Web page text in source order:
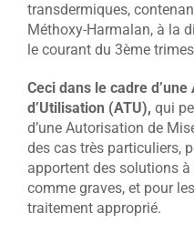
transdermiques,
Méthoxy-Harmalan, à la
le courant du 3ème
Ceci dans le cadre
d’Utilisation (ATU), qui
d’une Autorisation de
des cas très particuliers,
apportent des solutions
comme graves, et pour
traitement approprié.